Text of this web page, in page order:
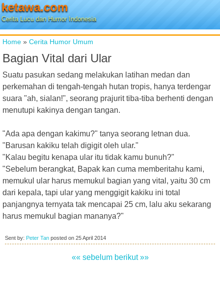
ketawa.com
Cerita Lucu dan Humor Indonesia
Home » Cerita Humor Umum
Bagian Vital dari Ular
Suatu pasukan sedang melakukan latihan medan dan
perkemahan di tengah-tengah hutan tropis, hanya terdengar
suara "ah, sialan!", seorang prajurit tiba-tiba berhenti dengan
menutupi kakinya dengan tangan.
"Ada apa dengan kakimu?" tanya seorang letnan dua.
"Barusan kakiku telah digigit oleh ular."
"Kalau begitu kenapa ular itu tidak kamu bunuh?"
"Sebelum berangkat, Bapak kan cuma memberitahu kami,
memukul ular harus memukul bagian yang vital, yaitu 30 cm
dari kepala, tapi ular yang menggigit kakiku ini total
panjangnya ternyata tak mencapai 25 cm, lalu aku sekarang
harus memukul bagian mananya?"
Sent by: Peter Tan posted on 25 April 2014
«« sebelum berikut »»